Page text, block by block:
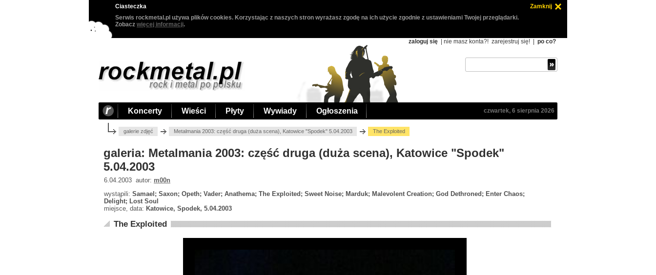
Ciasteczka
Zamknij
Serwis rockmetal.pl używa plików cookies. Korzystając z naszych stron wyrażasz zgodę na ich użycie zgodnie z ustawieniami Twojej przeglądarki.
Zobacz więcej informacji.
zaloguj się | nie masz konta?! zarejestruj się! po co?
Koncerty Wieści Płyty Wywiady Ogłoszenia czwartek, 6 sierpnia 2026
galerie zdjęć Metalmania 2003: część druga (duża scena), Katowice "Spodek" 5.04.2003 The Exploited
galeria: Metalmania 2003: część druga (duża scena), Katowice "Spodek"
5.04.2003
6.04.2003 autor: m00n
wystąpili: Samael; Saxon; Opeth; Vader; Anathema; The Exploited; Sweet Noise; Marduk; Malevolent Creation; God Dethroned; Enter Chaos;
Delight; Lost Soul
miejsce, data: Katowice, Spodek, 5.04.2003
The Exploited